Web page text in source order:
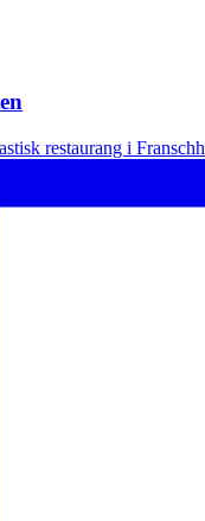
restaurang i Franschh